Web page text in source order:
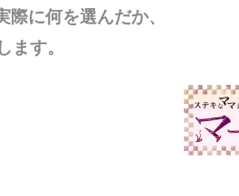
に何を選んだか、
ます。